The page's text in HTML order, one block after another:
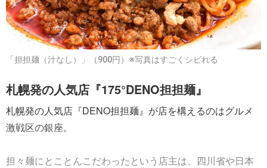
「担担麺（汁なし）」（900円）※写真はすごくシビれる
札幌発の人気店『175°DENO担担麺』
札幌発の人気店『DENO担担麺』が店を構えるのはグルメ
激戦区の銀座。
担々麺にとことんこだわったという店主は、四川省や日本